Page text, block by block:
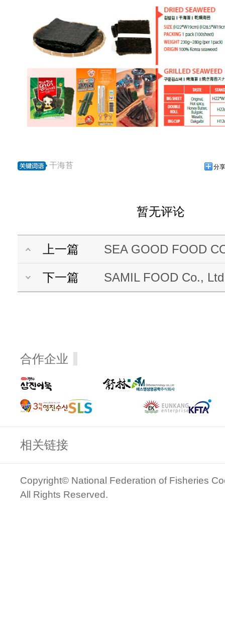
干海苔 分
暂无评论
上一篇 SEA GOOD FOOD
下一篇 SAMIL FOOD Co.,
合作企业
相关链接
Copyright© National Federation of Fisheries
All Rights Reserved.